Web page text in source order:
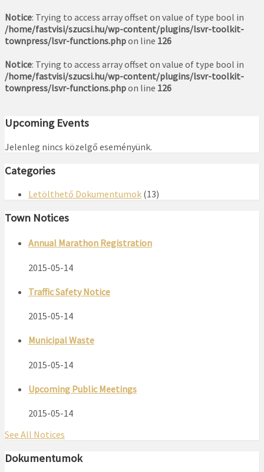
Notice: Trying to access array offset on value of type bool in
/home/fastvisi/szucsi.hu/wp-content/plugins/lsvr-toolkit-
townpress/lsvr-functions.phpon line 126
Notice: Trying to access array offset on value of type bool in
/home/fastvisi/szucsi.hu/wp-content/plugins/lsvr-toolkit-
townpress/lsvr-functions.phpon line 126
Upcoming Events
Jelenleg nincs közelgő eseményünk.
Categories
Letölthető Dokumentumok (13)
Town Notices
Annual Marathon Registration
2015-05-14
Traffic Safety Notice
2015-05-14
Municipal Waste
2015-05-14
Upcoming Public Meetings
2015-05-14
See All Notices
Dokumentumok